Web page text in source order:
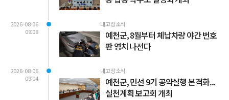
2026-08-06
09:08
내고장소식
예천군, 8월부터 체납차량 야간 번호
판 영치 나선다
2026-08-06
09:04
내고장소식
예천군, 민선 9기 공약실행 본격화...
실천계획 보고회 개최